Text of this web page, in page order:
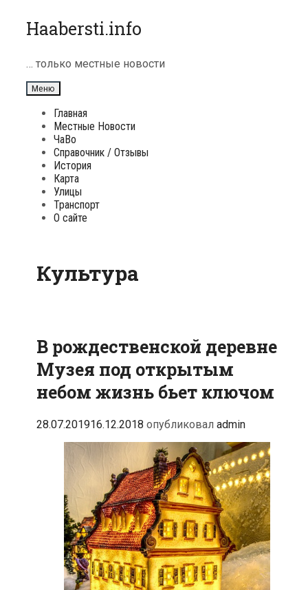
Перейти
к
Haabersti.info
… только местные новости
Меню
Главная
Местные Новости
ЧаВо
Справочник / Отзывы
История
Карта
Улицы
Транспорт
О сайте
Культура
В рождественской деревне
Музея под открытым
небом жизнь бьет ключом
28.07.201916.12.2018 опубликовал admin